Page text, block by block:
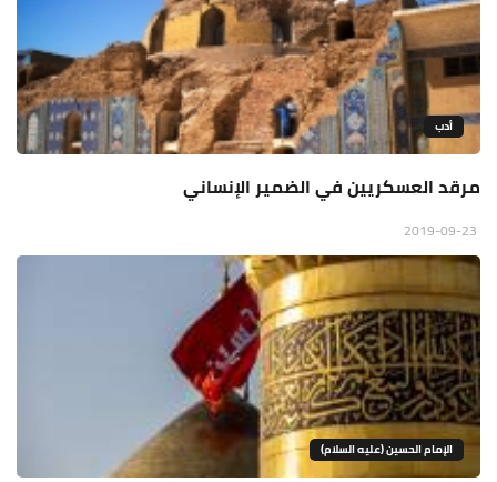
أدب
مرقد العسكريين في الضمير الإنساني
الإمام الحسين (عليه السلام)